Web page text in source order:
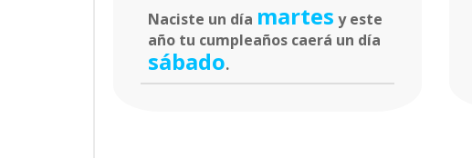
Naciste un día martes y este
año tu cumpleaños caerá un día
sábado.